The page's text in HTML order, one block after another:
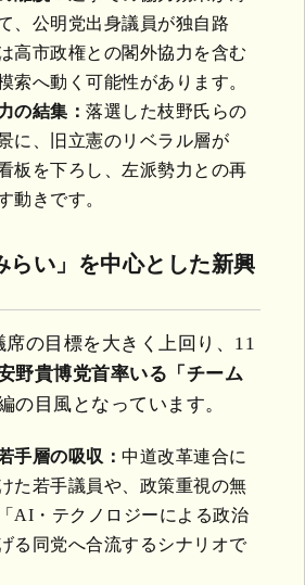
、公明党出身議員が独自路
高市政権との閣外協力を含む
索へ動く可能性があります。
の結集： 落選した枝野氏らの
に、旧立憲のリベラル層が
板を下ろし、左派勢力との再
動きです。
らい」を中心とした新興
の目標を大きく上回り、11
野貴博党首率いる「チーム
の目風となっています。
手層の吸収： 中道改革連合に
た若手議員や、政策重視の無
AI・テクノロジーによる政治
る同党へ合流するシナリオで